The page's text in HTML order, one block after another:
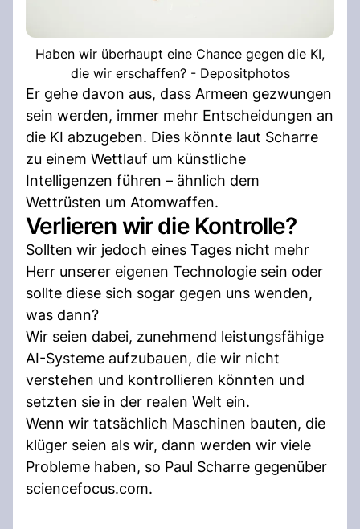
Haben wir überhaupt eine Chance gegen die KI,
die wir erschaffen? - Depositphotos
Er gehe davon aus, dass Armeen gezwungen
sein werden, immer mehr Entscheidungen an
die KI abzugeben. Dies könnte laut Scharre
zu einem Wettlauf um künstliche
Intelligenzen führen – ähnlich dem
Wettrüsten um Atomwaffen.
Verlieren wir die Kontrolle?
Sollten wir jedoch eines Tages nicht mehr
Herr unserer eigenen Technologie sein oder
sollte diese sich sogar gegen uns wenden,
was dann?
Wir seien dabei, zunehmend leistungsfähige
AI-Systeme aufzubauen, die wir nicht
verstehen und kontrollieren könnten und
setzten sie in der realen Welt ein.
Wenn wir tatsächlich Maschinen bauten, die
klüger seien als wir, dann werden wir viele
Probleme haben, so Paul Scharre gegenüber
sciencefocus.com.